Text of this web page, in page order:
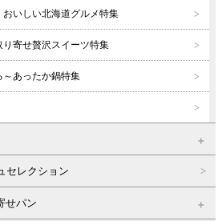
いしい北海道グルメ特集
寄せ贅沢スイーツ特集
～あったか鍋特集
セレクション
せパン